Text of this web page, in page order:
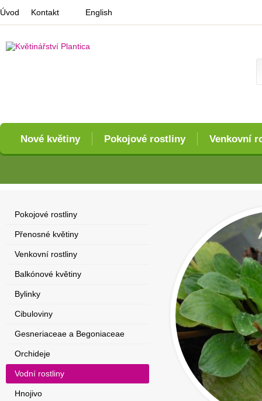
Nové květiny Pokojové rostliny Venkovní
Úvod Kontakt English
Pokojové rostliny
Přenosné květiny
Venkovní rostliny
Balkónové květiny
Bylinky
Cibuloviny
Gesneriaceae a Begoniaceae
Orchideje
Vodní rostliny
Hnojivo